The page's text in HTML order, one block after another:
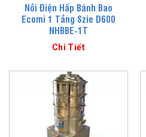
Nồi Điện Hấp Bánh Bao
Ecomi 1 Tầng Szie D600
NHBBE-1T
Chi Tiết